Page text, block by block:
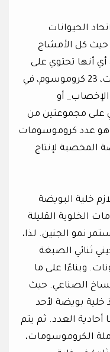
الحيوانات
حيث كل الأمشاج
أنها تحتوي على
مجموعة واحدة من الكروموسومات، 23 كروموسوم، في
الإخصاب_ أو
على مجموعتين من
كروموسوم وهو عدد كروموسومات
المخصبة لإنتاج
خلية البويضة
الخلوية القليلة
نمو الجنين. لذا،
ثنائي الصبغة
وبناءًا على ما
الصناعي. حيث
خلية بويضة لأحد
أحادية العدد. ثم يتم
الكروموسومات،